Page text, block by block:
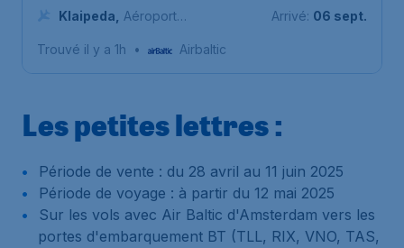
Schiphol (Amsterdam)
Klaipeda
Aéroport
Arrivé: 06 sept.
Trouvé il y a 1h • Airbaltic
Les petites lettres :
Période de vente : du 28 avril au 11 juin 2025
Période de voyage : à partir du 12 mai 2025
Sur les vols avec Air Baltic d'Amsterdam vers les
portes d'embarquement BT (TLL, RIX, VNO, TAS,